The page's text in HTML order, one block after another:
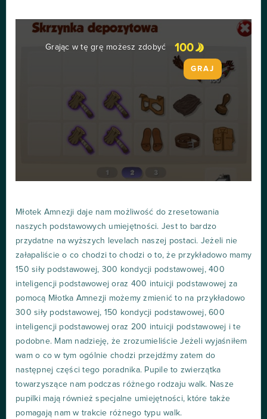
Grając w tę grę możesz zdobyć 100
GRAJ
Młotek Amnezji daje nam możliwość do zresetowania
naszych podstawowych umiejętności. Jest to bardzo
przydatne na wyższych levelach naszej postaci. Jeżeli nie
załapaliście o co chodzi to chodzi o to, że przykładowo mamy
150 siły podstawowej, 300 kondycji podstawowej, 400
inteligencji podstawowej oraz 400 intuicji podstawowej za
pomocą Młotka Amnezji możemy zmienić to na przykładowo
300 siły podstawowej, 150 kondycji podstawowej, 600
inteligencji podstawowej oraz 200 intuicji podstawowej i te
podobne. Mam nadzieję, że zrozumieliście Jeżeli wyjaśniłem
wam o co w tym ogólnie chodzi przejdźmy zatem do
następnej części tego poradnika. Pupile to zwierzątka
towarzyszące nam podczas różnego rodzaju walk. Nasze
pupilki mają również specjalne umiejętności, które także
pomagają nam w trakcie różnego typu walk.